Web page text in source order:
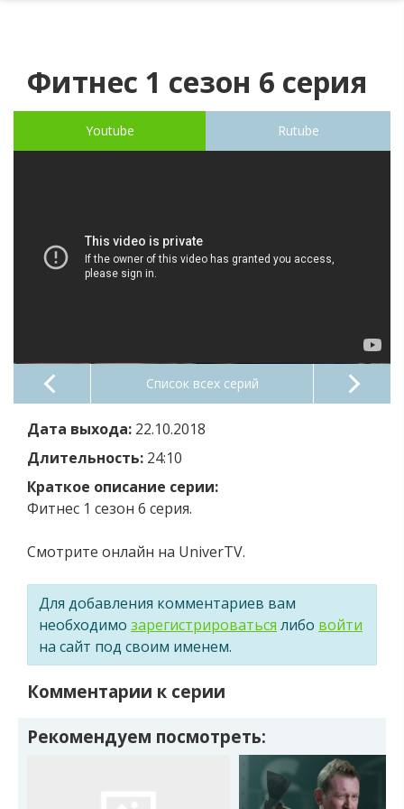
Фитнес 1 сезон 6 серия
Youtube Rutube
Список всех серий
Дата выхода: 22.10.2018
Длительность: 24:10
Краткое описание серии:
Фитнес 1 сезон 6 серия.
Смотрите онлайн на UniverTV.
Для добавления комментариев вам
необходимо зарегистрироваться либо войти
на сайт под своим именем.
Комментарии к серии
Рекомендуем посмотреть: